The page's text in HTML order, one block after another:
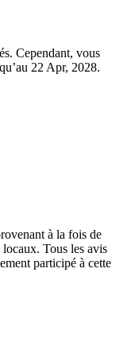
Cependant, vous
22 Apr, 2028.
à la fois de
Tous les avis
participé à cette